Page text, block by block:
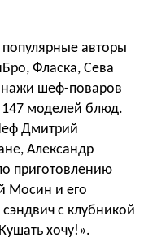
авторы
Фласка, Сева
шеф-поваров
147 моделей блюд.
Дмитрий
Александр
приготовлению
Мосин и его
с клубникой
хочу!».